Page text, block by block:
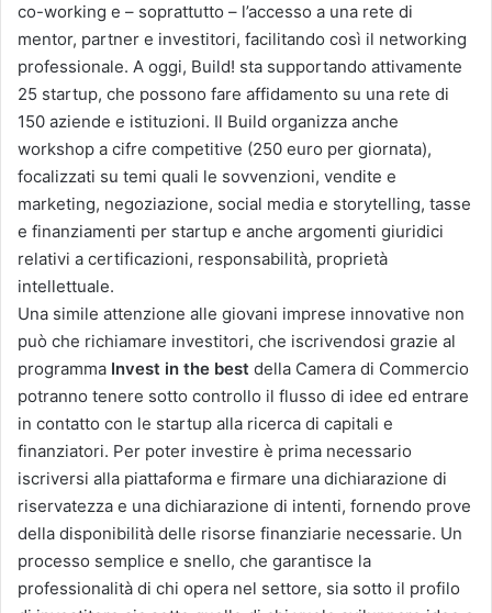
co-working e – soprattutto – l’accesso a una rete di
mentor, partner e investitori, facilitando così il networking
professionale. A oggi, Build! sta supportando attivamente
25 startup, che possono fare affidamento su una rete di
150 aziende e istituzioni. Il Build organizza anche
workshop a cifre competitive (250 euro per giornata),
focalizzati su temi quali le sovvenzioni, vendite e
marketing, negoziazione, social media e storytelling, tasse
e finanziamenti per startup e anche argomenti giuridici
relativi a certificazioni, responsabilità, proprietà
intellettuale.
Una simile attenzione alle giovani imprese innovative non
può che richiamare investitori, che iscrivendosi grazie al
programma Invest in the best della Camera di Commercio
potranno tenere sotto controllo il flusso di idee ed entrare
in contatto con le startup alla ricerca di capitali e
finanziatori. Per poter investire è prima necessario
iscriversi alla piattaforma e firmare una dichiarazione di
riservatezza e una dichiarazione di intenti, fornendo prove
della disponibilità delle risorse finanziarie necessarie. Un
processo semplice e snello, che garantisce la
professionalità di chi opera nel settore, sia sotto il profilo